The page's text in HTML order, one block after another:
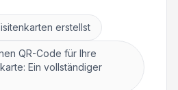
erstellst
QR-Code für Ihre
Ein vollständiger